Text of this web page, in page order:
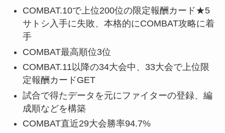
COMBAT.10で上位200位の限定報酬カード★5
サトシ入手に失敗、本格的にCOMBAT攻略に着
手
COMBAT最高順位3位
COMBAT.11以降の34大会中、33大会で上位限
定報酬カードGET
試合で得たデータを元にファイターの登録、編
成順などを構築
COMBAT直近29大会勝率94.7%